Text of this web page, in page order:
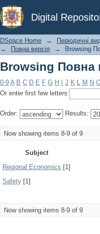
Digital
Browsing Повна
DSpace Home → Періодичні
→
Повна версія → Browsing
Browsing Повна
0-9 A B C D E F G H J K L M N
Or enter first few letters:
Order: Results:
Now showing items 8-9 of 9
Subject
Regional Economics [1]
Safety [1]
Now showing items 8-9 of 9